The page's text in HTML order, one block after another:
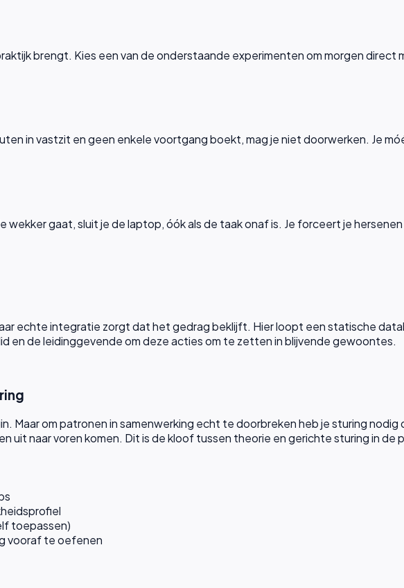
brengt. Kies een van de onderstaande experimenten om morgen direct
in vastzit en geen enkele voortgang boekt, mag je niet doorwerken. Je
wekker gaat, sluit je de laptop, óók als de taak onaf is. Je forceert je
echte integratie zorgt dat het gedrag beklijft. Hier loopt een statische
en de leidinggevende om deze acties om te zetten in blijvende gewoontes.
Maar om patronen in samenwerking echt te doorbreken heb je sturing
uit naar voren komen. Dit is de kloof tussen theorie en gerichte sturing in de
toepassen)
vooraf te oefenen